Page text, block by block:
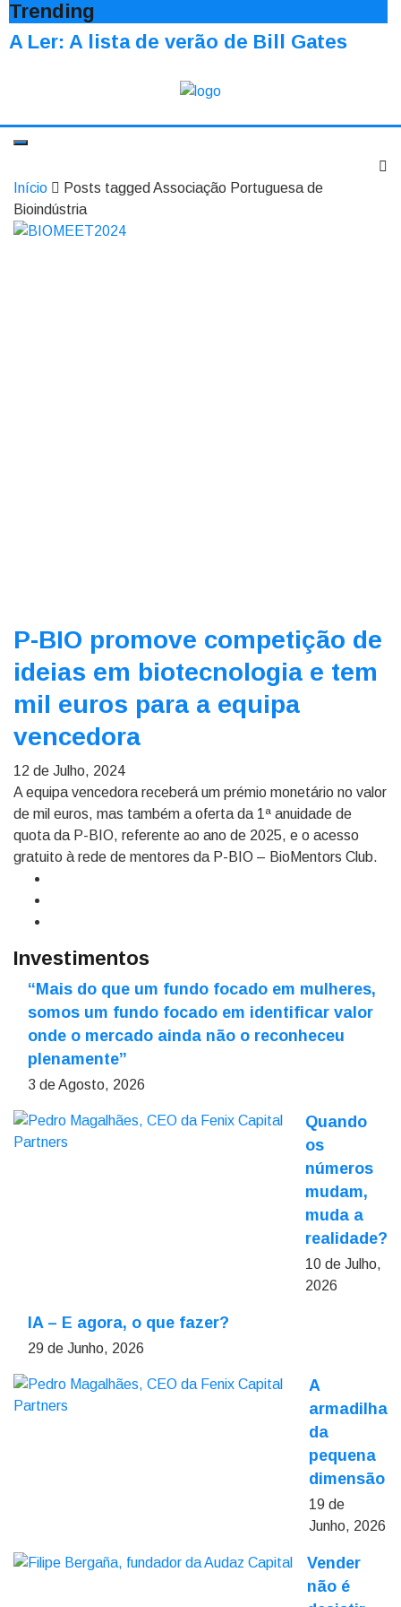
Trending
A Ler: A lista de verão de Bill Gates
Início
Posts tagged Associação Portuguesa de
Bioindústria
P-BIO promove competição de
ideias em biotecnologia e tem
mil euros para a equipa
vencedora
12 de Julho, 2024
A equipa vencedora receberá um prémio monetário no valor
de mil euros, mas também a oferta da 1ª anuidade de
quota da P-BIO, referente ao ano de 2025, e o acesso
gratuito à rede de mentores da P-BIO – BioMentors Club.
Investimentos
“Mais do que um fundo focado em mulheres,
somos um fundo focado em identificar valor
onde o mercado ainda não o reconheceu
plenamente”
3 de Agosto, 2026
Quando
os
números
mudam,
muda a
realidade?
10 de Julho,
2026
IA – E agora, o que fazer?
29 de Junho, 2026
A
armadilha
da
pequena
dimensão
19 de
Junho, 2026
Vender
não é